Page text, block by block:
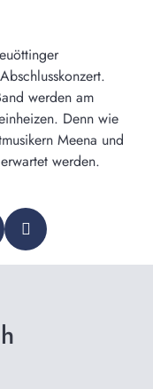
werden am
Denn wie
Meena und
werden.